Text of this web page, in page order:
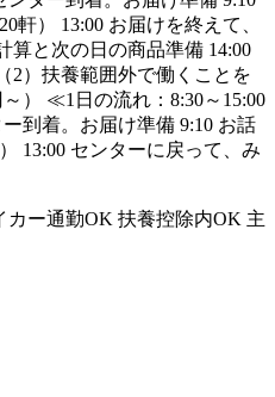
軒） 13:00 お届けを終えて、
算と次の日の商品準備 14:00
2）扶養範囲外で働くことを
） ≪1日の流れ：8:30～15:00
到着。お届け準備 9:10 お話
13:00 センターに戻って、み
カー通勤OK 扶養控除内OK 主